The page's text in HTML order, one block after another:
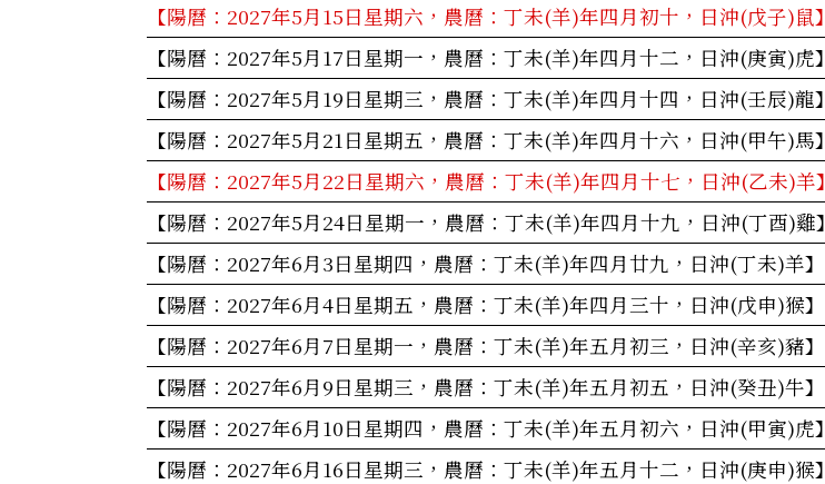
【陽曆：2027年5月15日星期六，農曆：丁未(羊)年四月初十，日沖(戊子)鼠】
【陽曆：2027年5月17日星期一，農曆：丁未(羊)年四月十二，日沖(庚寅)虎】
【陽曆：2027年5月19日星期三，農曆：丁未(羊)年四月十四，日沖(壬辰)龍】
【陽曆：2027年5月21日星期五，農曆：丁未(羊)年四月十六，日沖(甲午)馬】
【陽曆：2027年5月22日星期六，農曆：丁未(羊)年四月十七，日沖(乙未)羊】
【陽曆：2027年5月24日星期一，農曆：丁未(羊)年四月十九，日沖(丁酉)雞】
【陽曆：2027年6月3日星期四，農曆：丁未(羊)年四月廿九，日沖(丁未)羊】
【陽曆：2027年6月4日星期五，農曆：丁未(羊)年四月三十，日沖(戊申)猴】
【陽曆：2027年6月7日星期一，農曆：丁未(羊)年五月初三，日沖(辛亥)豬】
【陽曆：2027年6月9日星期三，農曆：丁未(羊)年五月初五，日沖(癸丑)牛】
【陽曆：2027年6月10日星期四，農曆：丁未(羊)年五月初六，日沖(甲寅)虎】
【陽曆：2027年6月16日星期三，農曆：丁未(羊)年五月十二，日沖(庚申)猴】